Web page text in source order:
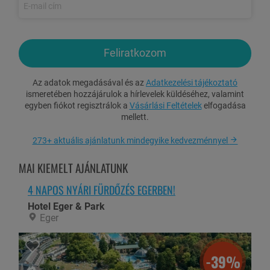
Kardio edzőterem használata: szobabicikli, ellipszis tréner,
Fürdőköpeny használat
Csodálatos kastélypark madárcsicsergéssel
Korlátlan internet használat
Transzfer a vasútállomásról
Éjszaka hosszabbítás: 28.450 Ft/2 fő/éj
Hétvégi felár: 23.200 Ft/utalvány (péntek és/vagy szombat
Főszezoni felár (2026.07.01.-08.31.): 3.600 Ft/2 fő/éj
(helyszínen fizetendő)
Idegenforgalmi adó: 400 Ft/fő/éj (18 éves kortól)
ÉRVÉNYESSÉG ÉS FIZETÉS
Feliratkozom
Az adatok megadásával és az Adatkezelési tájékoztató
ismeretében hozzájárulok a hírlevelek küldéséhez, valamint
egyben fiókot regisztrálok a Vásárlási Feltételekelfogadása
mellett.
273+ aktuális ajánlatunk mindegyike kedvezménnyel
MAI KIEMELT AJÁNLATUNK
4 NAPOS NYÁRI FÜRDŐZÉS EGERBEN!
Hotel Eger & Park
Eger
-39%